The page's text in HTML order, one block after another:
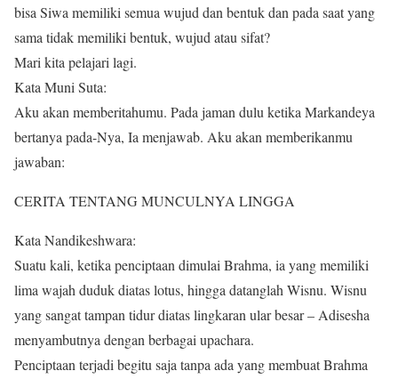
bisa Siwa memiliki semua wujud dan bentuk dan pada saat yang
sama tidak memiliki bentuk, wujud atau sifat?
Mari kita pelajari lagi.
Kata Muni Suta:
Aku akan memberitahumu. Pada jaman dulu ketika Markandeya
bertanya pada-Nya, Ia menjawab. Aku akan memberikanmu
jawaban:
CERITA TENTANG MUNCULNYA LINGGA
Kata Nandikeshwara:
Suatu kali, ketika penciptaan dimulai Brahma, ia yang memiliki
lima wajah duduk diatas lotus, hingga datanglah Wisnu. Wisnu
yang sangat tampan tidur diatas lingkaran ular besar – Adisesha
menyambutnya dengan berbagai upachara.
Penciptaan terjadi begitu saja tanpa ada yang membuat Brahma